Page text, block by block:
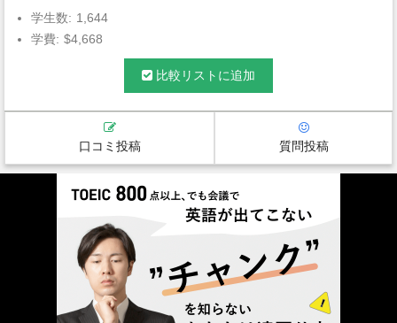
学生数: 1,644
学費: $4,668
比較リストに追加
口コミ投稿 質問投稿